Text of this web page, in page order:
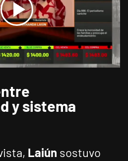
y sistema
Laiún sostuvo